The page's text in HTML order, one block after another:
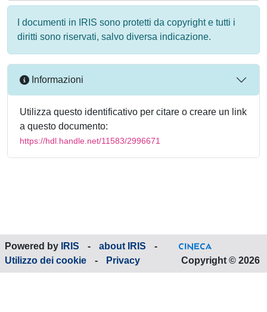
I documenti in IRIS sono protetti da copyright e tutti i
diritti sono riservati, salvo diversa indicazione.
Informazioni
Utilizza questo identificativo per citare o creare un link
a questo documento:
https://hdl.handle.net/11583/2996671
Powered by IRIS - about IRIS
-
Utilizzo dei cookie
- Privacy Copyright © 2026